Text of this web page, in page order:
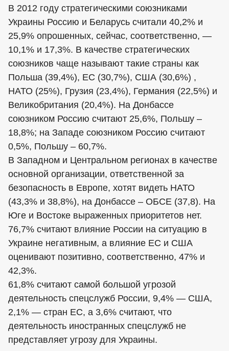
В 2012 году стратегическими союзниками
Украины Россию и Беларусь считали 40,2% и
25,9% опрошенных, сейчас, соответственно, —
10,1% и 17,3%. В качестве стратегических
союзников чаще называют такие страны как
Польша (39,4%), ЕС (30,7%), США (30,6%) ,
НАТО (25%), Грузия (23,4%), Германия (22,5%) и
Великобритания (20,4%). На Донбассе
союзником Россию считают 25,6%, Польшу –
18,8%; на Западе союзником Россию считают
0,5%, Польшу – 60,7%.
В Западном и Центральном регионах в качестве
основной организации, ответственной за
безопасность в Европе, хотят видеть НАТО
(43,3% и 38,8%), на Донбассе – ОБСЕ (37,8). На
Юге и Востоке выраженных приоритетов нет.
76,7% считают влияние России на ситуацию в
Украине негативным, а влияние ЕС и США
оценивают позитивно, соответственно, 47% и
42,3%.
61,8% считают самой большой угрозой
деятельность спецслужб России, 9,4% — США,
2,1% — стран ЕС, а 3,6% считают, что
деятельность иностранных спецслужб не
представляет угрозу для Украины.